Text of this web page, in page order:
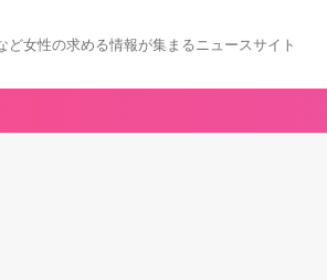
女性の求める情報が集まるニュースサイト